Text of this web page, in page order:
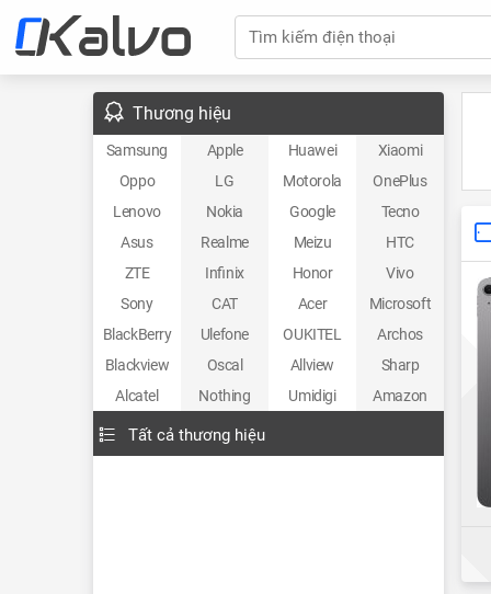
Tìm kiếm điện thoại
Thương hiệu
Samsung Apple Huawei
Xiaomi
Oppo
LG Motorola
OnePlus
Lenovo
Nokia Google
Tecno
Asus
Realme Meizu
HTC
ZTE
Infinix Honor
Vivo
Sony
CAT Acer
Microsoft
BlackBerry
Ulefone OUKITEL
Archos
Blackview
Oscal Allview
Sharp
Alcatel
Nothing Umidigi Amazon
Tất cả thương hiệu